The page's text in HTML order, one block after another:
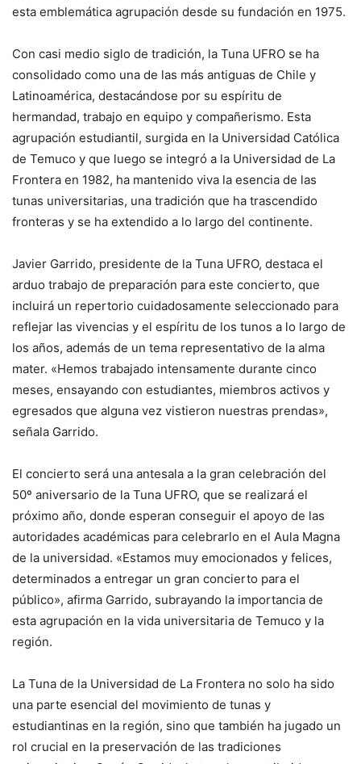
esta emblemática agrupación desde su fundación en 1975.
Con casi medio siglo de tradición, la Tuna UFRO se ha
consolidado como una de las más antiguas de Chile y
Latinoamérica, destacándose por su espíritu de
hermandad, trabajo en equipo y compañerismo. Esta
agrupación estudiantil, surgida en la Universidad Católica
de Temuco y que luego se integró a la Universidad de La
Frontera en 1982, ha mantenido viva la esencia de las
tunas universitarias, una tradición que ha trascendido
fronteras y se ha extendido a lo largo del continente.
Javier Garrido, presidente de la Tuna UFRO, destaca el
arduo trabajo de preparación para este concierto, que
incluirá un repertorio cuidadosamente seleccionado para
reflejar las vivencias y el espíritu de los tunos a lo largo de
los años, además de un tema representativo de la alma
mater. «Hemos trabajado intensamente durante cinco
meses, ensayando con estudiantes, miembros activos y
egresados que alguna vez vistieron nuestras prendas»,
señala Garrido.
El concierto será una antesala a la gran celebración del
50º aniversario de la Tuna UFRO, que se realizará el
próximo año, donde esperan conseguir el apoyo de las
autoridades académicas para celebrarlo en el Aula Magna
de la universidad. «Estamos muy emocionados y felices,
determinados a entregar un gran concierto para el
público», afirma Garrido, subrayando la importancia de
esta agrupación en la vida universitaria de Temuco y la
región.
La Tuna de la Universidad de La Frontera no solo ha sido
una parte esencial del movimiento de tunas y
estudiantinas en la región, sino que también ha jugado un
rol crucial en la preservación de las tradiciones